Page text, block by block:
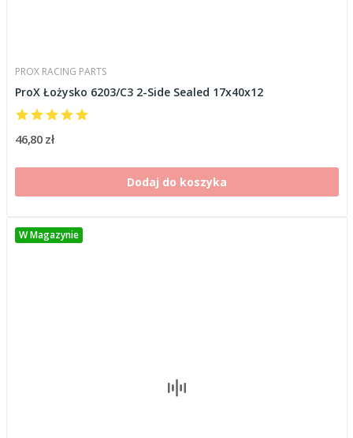
PROX RACING PARTS
ProX Łożysko 6203/C3 2-Side Sealed 17x40x12
46,80 zł
Dodaj do koszyka
W Magazynie